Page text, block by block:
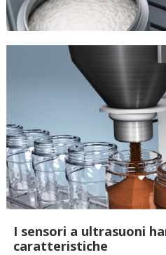
I sensori a ultrasuoni
caratteristiche